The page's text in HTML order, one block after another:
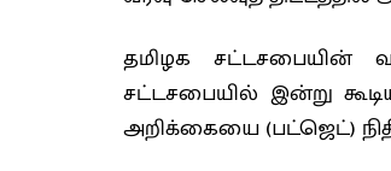
தமிழக சட்டசபையின்
சட்டசபையில் இன்று
அறிக்கையை (பட்ஜெட்)